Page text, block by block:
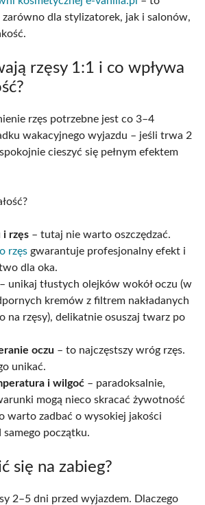
zarówno dla stylizatorek, jak i salonów,
rzęsy 1:1 i co wpływa
rzęs potrzebne jest co 3–4
wakacyjnego wyjazdu – jeśli trwa 2
cieszyć się pełnym efektem
i rzęs – tutaj nie warto oszczędzać.
rzęs gwarantuje profesjonalny efekt i
dla oka.
– unikaj tłustych olejków wokół oczu (w
kremów z filtrem nakładanych
na rzęsy), delikatnie osuszaj twarz po
oczu – to najczęstszy wróg rzęs.
unikać.
i wilgoć – paradoksalnie,
mogą nieco skracać żywotność
warto zadbać o wysokiej jakości
samego początku.
się na zabieg?
2–5 dni przed wyjazdem. Dlaczego